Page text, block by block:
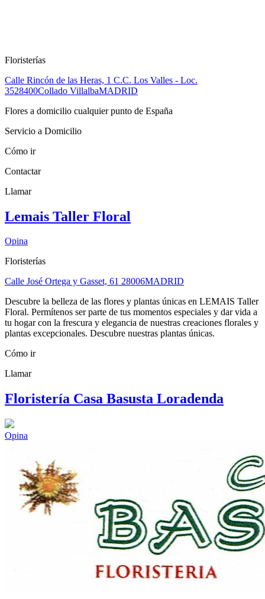
Floristerías
Calle Rincón de las Heras, 1 C.C. Los Valles - Loc.
3528400Collado VillalbaMADRID
Flores a domicilio cualquier punto de España
Servicio a Domicilio
Cómo ir
Contactar
Llamar
Lemais Taller Floral
Opina
Floristerías
Calle José Ortega y Gasset, 61 28006MADRID
Descubre la belleza de las flores y plantas únicas en LEMAIS Taller
Floral. Permítenos ser parte de tus momentos especiales y dar vida a
tu hogar con la frescura y elegancia de nuestras creaciones florales y
plantas excepcionales. Descubre nuestras plantas únicas.
Cómo ir
Llamar
Floristería Casa Basusta Loradenda
Opina